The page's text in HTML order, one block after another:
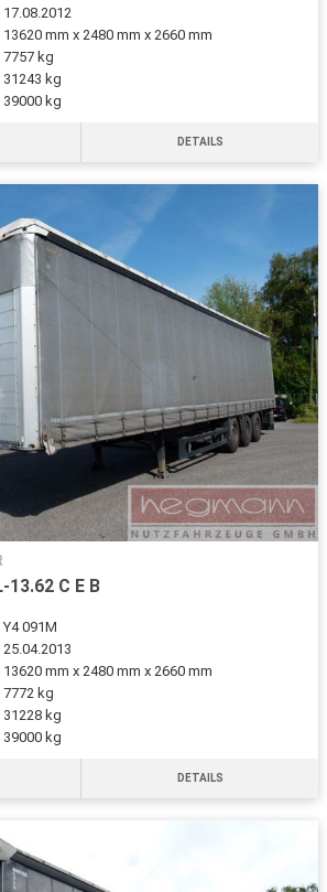
17.08.2012
13620 mm x 2480 mm x 2660 mm
7757 kg
31243 kg
39000 kg
DETAILS
13.62 C E B
Y4 091M
25.04.2013
13620 mm x 2480 mm x 2660 mm
7772 kg
31228 kg
39000 kg
DETAILS